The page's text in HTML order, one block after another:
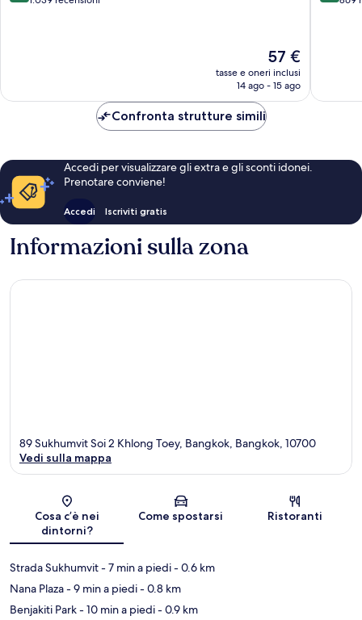
Il
prezzo
attuale
57 €
tasse e oneri inclusi
14 ago - 15 ago
Confronta strutture simili
Accedi per visualizzare gli extra e gli sconti idonei.
Prenotare conviene!
Accedi Iscriviti gratis
Informazioni sulla zona
Mappa
89 Sukhumvit Soi 2 Khlong Toey, Bangkok, Bangkok, 10700
Vedi sulla mappa
Cosa c’è nei
dintorni?
Come spostarsi Ristoranti
Strada Sukhumvit- 7 min a piedi- 0.6 km
Nana Plaza- 9 min a piedi- 0.8 km
Benjakiti Park- 10 min a piedi- 0.9 km